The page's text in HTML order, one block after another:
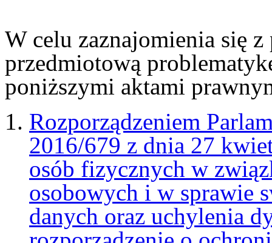
W celu zaznajomienia się
przedmiotową
poniższymi aktami
Rozporządzeniem
2016/679 z dnia 27
osób fizycznych w
osobowych i w sprawie
danych oraz uchylenia